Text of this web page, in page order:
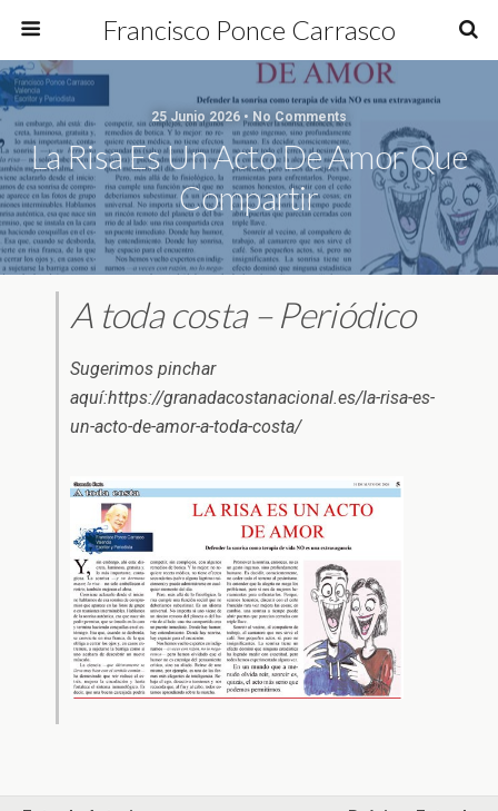
Francisco Ponce Carrasco
25 Junio 2026 • No Comments
La Risa Es Un Acto De Amor Que
Compartir
A toda costa – Periódico
Sugerimos pinchar
aquí:https://granadacostanacional.es/la-risa-es-
un-acto-de-amor-a-toda-costa/